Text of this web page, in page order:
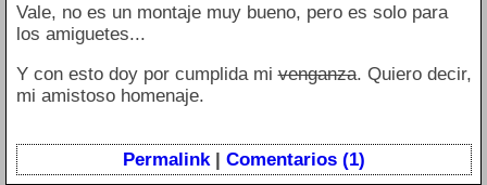
Vale, no es un montaje muy bueno, pero es solo para
los amiguetes...
Y con esto doy por cumplida mivenganza. Quiero decir,
mi amistoso homenaje.
Permalink| Comentarios (1)